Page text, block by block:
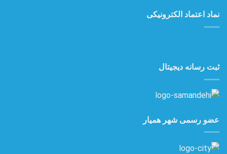
نماد اعتماد الکترونیکی
ثبت رسانه دیجیتال
عضو رسمی شهر همیار